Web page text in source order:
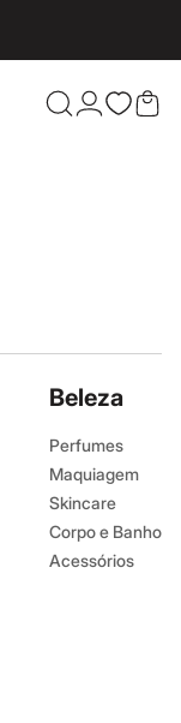
Confira
Beleza
Perfumes
Maquiagem
Skincare
Corpo e Banho
Acessórios